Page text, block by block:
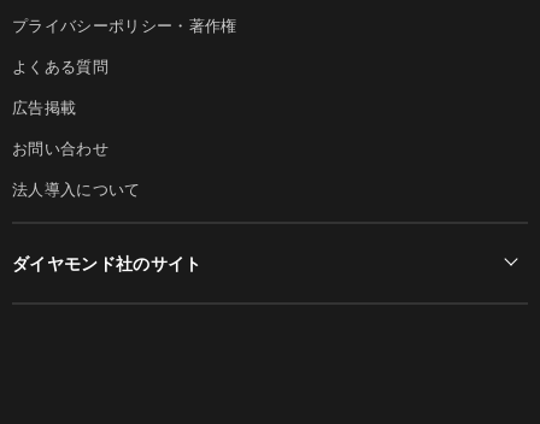
プライバシーポリシー・著作権
よくある質問
広告掲載
お問い合わせ
法人導入について
ダイヤモンド社のサイト